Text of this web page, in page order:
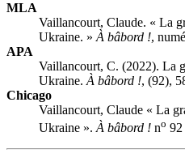
MLA
Vaillancourt, Claude. « La
Ukraine. » À bâbord !,
APA
Vaillancourt, C. (2022). La
Ukraine. À bâbord !, (92),
Chicago
Vaillancourt, Claude « La
Ukraine ».À bâbord ! no 92